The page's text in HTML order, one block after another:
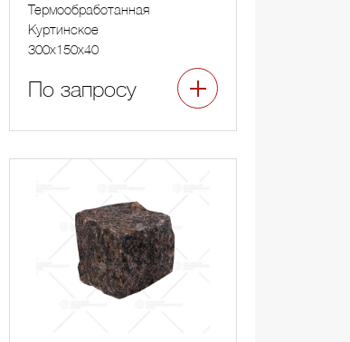
Термообработанная
Куртинское
300x150x40
По запросу